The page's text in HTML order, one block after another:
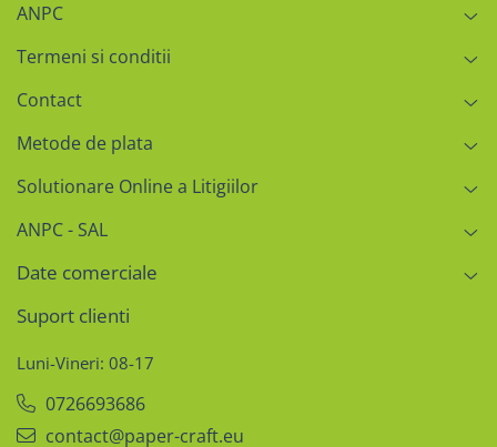
ANPC
Termeni si conditii
Contact
Metode de plata
Solutionare Online a Litigiilor
ANPC - SAL
Date comerciale
Suport clienti
Luni-Vineri: 08-17
0726693686
contact@paper-craft.eu